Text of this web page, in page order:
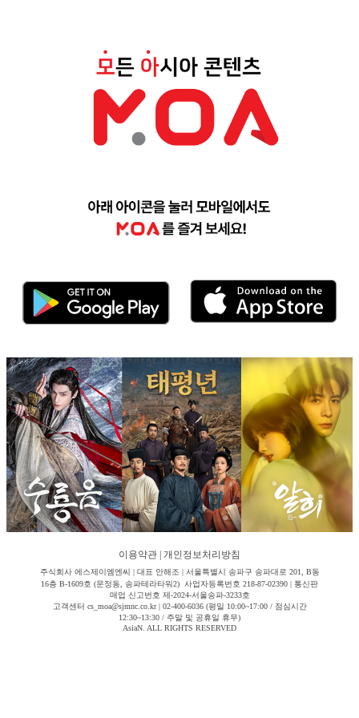
이용약관 개인정보처리방침
주식회사 에스제이엠엔씨 | 대표 안해조 | 서울특별시 송파구 송파대로 201, B동
16층 B-1609호 (문정동, 송파테라타워2) 사업자등록번호 218-87-02390 | 통신판
매업 신고번호 제-2024-서울송파-3233호
고객센터 cs_moa@sjmnc.co.kr | 02-400-6036 (평일 10:00~17:00 / 점심시간
12:30~13:30 / 주말 및 공휴일 휴무)
AsiaN. ALL RIGHTS RESERVED